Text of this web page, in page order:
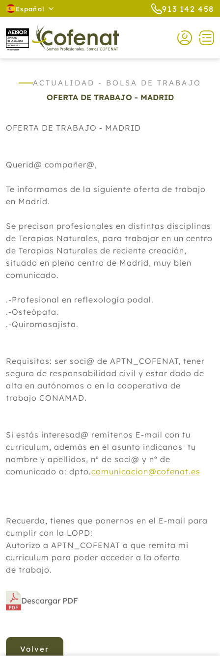
Español 913 142 458
ACTUALIDAD - BOLSA DE TRABAJO
OFERTA DE TRABAJO - MADRID
OFERTA DE TRABAJO - MADRID
Querid@ compañer@,
Te informamos de la siguiente oferta de trabajo
en Madrid.
Se precisan profesionales en distintas disciplinas
de Terapias Naturales, para trabajar en un centro
de Terapias Naturales de reciente creación,
situado en pleno centro de Madrid, muy bien
comunicado.
.-Profesional en reflexología podal.
.-Osteópata.
.-Quiromasajista.
Requisitos: ser soci@ de APTN_COFENAT, tener
seguro de responsabilidad civil y estar dado de
alta en autónomos o en la cooperativa de
trabajo CONAMAD.
Si estás interesad@ remítenos E-mail con tu
curriculum, además en el asunto indícanos tu
nombre y apellidos, nº de soci@ y nº de
comunicado a: dpto.comunicacion@cofenat.es
Recuerda, tienes que ponernos en el E-mail para
cumplir con la LOPD:
Autorizo a APTN_COFENAT a que remita mi
curriculum para poder acceder a la oferta
de trabajo.
Descargar PDF
Volver